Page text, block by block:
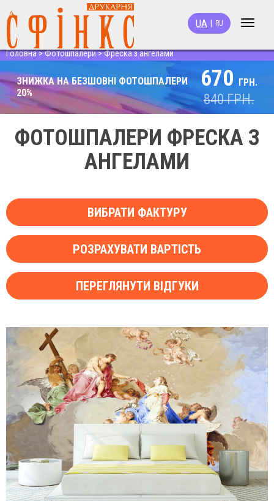
Toggle
UA RU
Головна>Фотошпалери>Фреска з ангелами
ЗНИЖКА НА БЕЗШОВНІ ФОТОШПАЛЕРИ
20%
670 ГРН.
840ГРН.
ФОТОШПАЛЕРИ ФРЕСКА З
АНГЕЛАМИ
ВИБРАТИ ФАКТУРУ
РОЗРАХУВАТИ ВАРТІСТЬ
ПЕРЕГЛЯНУТИ ВІДГУКИ